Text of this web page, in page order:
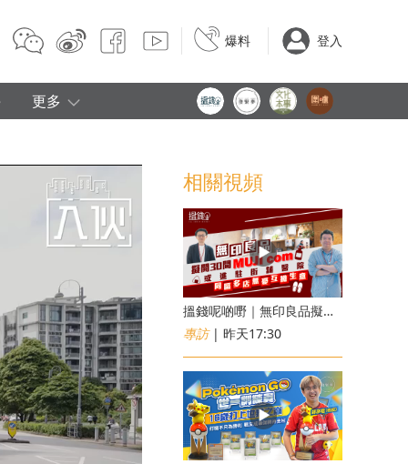
爆料 登入
更多
相關視頻
搵錢呢啲嘢｜無印良品擬開30間「MUJI com」 或進駐街舖醫院 同區多店無憂互搶生意
專訪| 昨天17:30